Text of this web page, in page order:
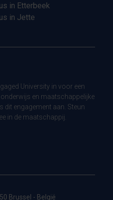
in Etterbeek
in Jette
University in voor een
en maatschappelijke
dit engagement aan. Steun
in de maatschappij.
Brussel - België